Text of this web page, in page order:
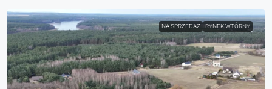
NA SPRZEDAŻ RYNEK WTÓRNY